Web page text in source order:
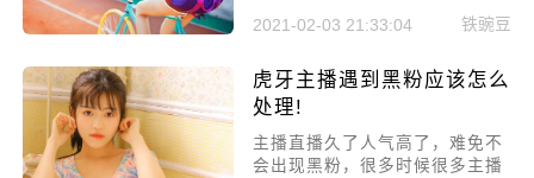
在直播这条路上也会走的很远，
下面小编就来讲讲虎牙主播设立
用!
2021-02-03 21:33:04 铁豌豆
虎牙主播遇到黑粉应该怎么
处理!
主播直播久了人气高了，难免不
会出现黑粉，很多时候很多主播